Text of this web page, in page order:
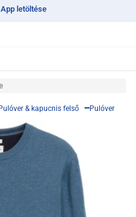
App letöltése
Pulóver & kapucnis felső Pulóver